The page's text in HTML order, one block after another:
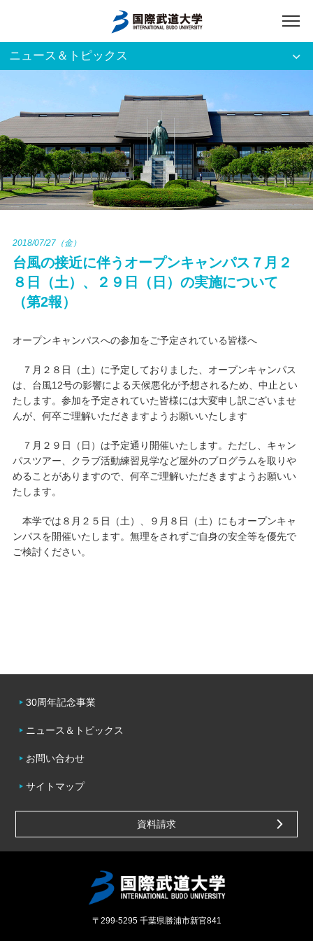
アクセス 入試資料請求
ご利用者別
ホーム
大学案内
学部・大学院
キャンパスライフ
学友会クラブ活動
ニュース＆トピックス
2018/07/27（金）
台風の接近に伴うオープンキャンパス７月２
８日（土）、２９日（日）の実施について
（第2報）
オープンキャンパスへの参加をご予定されている皆様へ
７月２８日（土）に予定しておりました、オープンキャンパス
は、台風12号の影響による天候悪化が予想されるため、中止とい
たします。参加を予定されていた皆様には大変申し訳ございませ
んが、何卒ご理解いただきますようお願いいたします
７月２９日（日）は予定通り開催いたします。ただし、キャン
パスツアー、クラブ活動練習見学など屋外のプログラムを取りや
めることがありますので、何卒ご理解いただきますようお願いい
たします。
本学では８月２５日（土）、９月８日（土）にもオープンキャ
ンパスを開催いたします。無理をされずご自身の安全等を優先で
ご検討ください。
30周年記念事業
ニュース＆トピックス
お問い合わせ
サイトマップ
資料請求
〒299-5295 千葉県勝浦市新官841